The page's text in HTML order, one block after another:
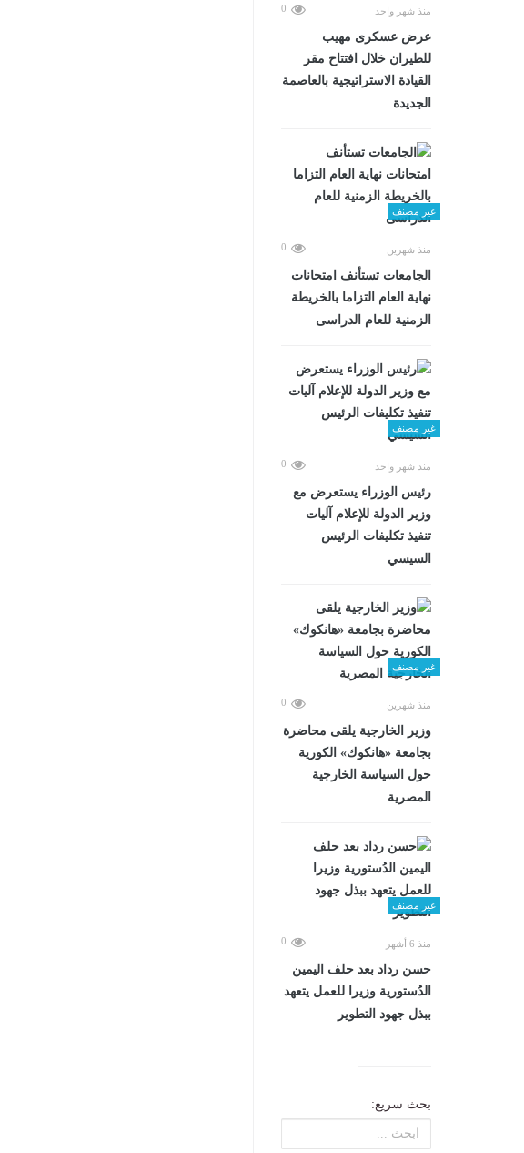
منذ شهر واحد 0
عرض عسكرى مهيب
للطيران خلال افتتاح مقر
القيادة الاستراتيجية بالعاصمة
الجديدة
غير مصنف
منذ شهرين 0
الجامعات تستأنف امتحانات
نهاية العام التزاما بالخريطة
الزمنية للعام الدراسى
غير مصنف
منذ شهر واحد 0
رئيس الوزراء يستعرض مع
وزير الدولة للإعلام آليات
تنفيذ تكليفات الرئيس
السيسي
غير مصنف
منذ شهرين 0
وزير الخارجية يلقى محاضرة
بجامعة «هانكوك» الكورية
حول السياسة الخارجية
المصرية
غير مصنف
منذ 6 أشهر 0
حسن رداد بعد حلف اليمين
الدُستورية وزيرا للعمل يتعهد
ببذل جهود التطوير
بحث سريع: